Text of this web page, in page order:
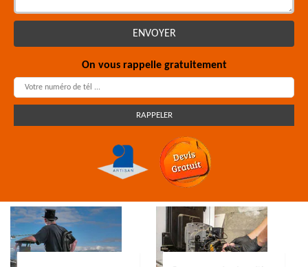
On vous rappelle gratuitement